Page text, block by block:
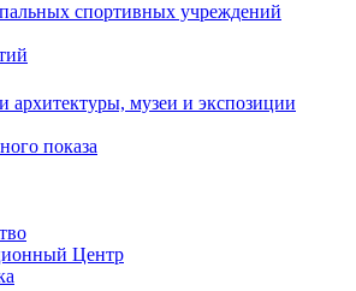
спортивных учреждений
архитектуры, музеи и экспозиции
показа
Центр